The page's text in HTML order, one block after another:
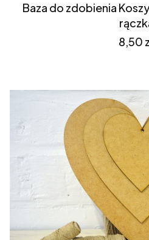
Baza do zdobienia
Cena
8,50